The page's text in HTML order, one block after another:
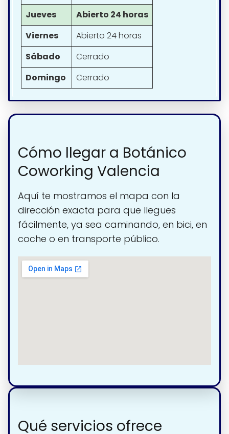
Jueves
Abierto 24 horas
Viernes
Abierto 24 horas
Sábado
Cerrado
Domingo
Cerrado
Cómo llegar a Botánico
Coworking Valencia
Aquí te mostramos el mapa con la
dirección exacta para que llegues
fácilmente, ya sea caminando, en bici, en
coche o en transporte público.
Qué servicios ofrece